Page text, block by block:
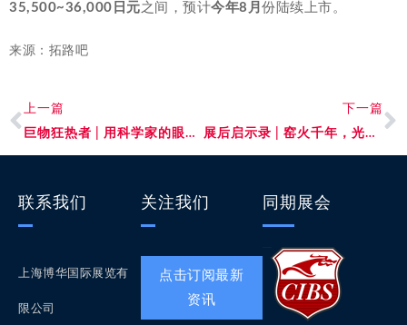
35,500~36,000日元之间，预计今年8月 份陆续上市。
来源：拓路吧
上一篇
巨物狂热者 | 用科学家的眼睛观察，用艺术家的手创造……
下一篇
展后启示录 | 窑火千年，光耀新章——华光国瓷的淬炼之路
联系我们
上海博华国际展览有
限公司
关注我们
点击订阅最新
资讯
同期展会